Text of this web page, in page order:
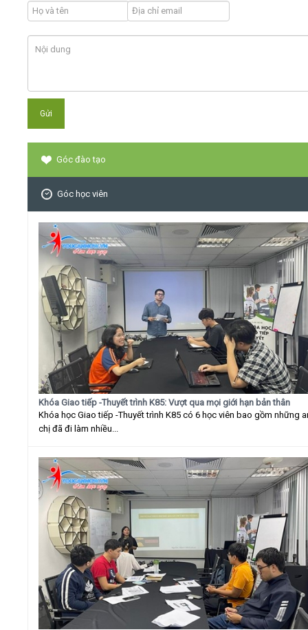
Góc đào tạo
Góc học viên
Khóa Giao tiếp -Thuyết trình K85: Vượt qua mọi giới hạn bản thân
Khóa học Giao tiếp -Thuyết trình K85 có 6 học viên bao gồm những
chị đã đi làm nhiều...